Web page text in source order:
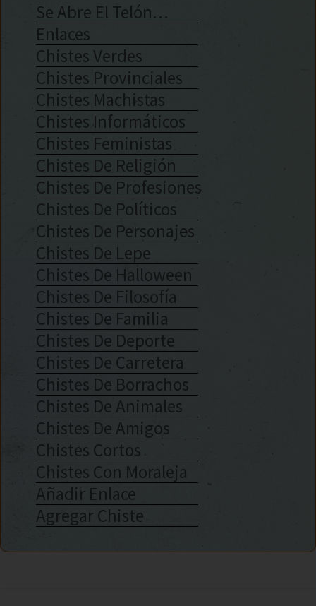
Se Abre El Telón…
Enlaces
Chistes Verdes
Chistes Provinciales
Chistes Machistas
Chistes Informáticos
Chistes Feministas
Chistes De Religión
Chistes De Profesiones
Chistes De Políticos
Chistes De Personajes
Chistes De Lepe
Chistes De Halloween
Chistes De Filosofía
Chistes De Familia
Chistes De Deporte
Chistes De Carretera
Chistes De Borrachos
Chistes De Animales
Chistes De Amigos
Chistes Cortos
Chistes Con Moraleja
Añadir Enlace
Agregar Chiste